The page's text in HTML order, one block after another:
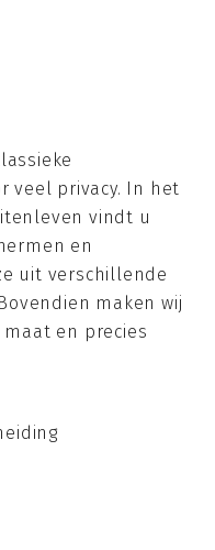
veel privacy. In het
vindt u
en
uit verschillende
maken wij
en precies